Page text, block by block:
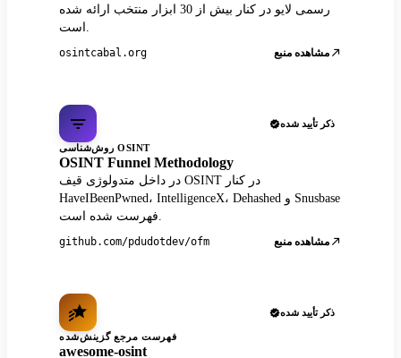
رسمی لایو در کنار بیش از 30 ابزار منتخب ارائه شده
است.
osintcabal.org مشاهده منبع
ذکر تأیید شده
روش‌شناسی OSINT
OSINT Funnel Methodology
در داخل متدولوژی قیف OSINT در کنار
HaveIBeenPwned، IntelligenceX، Dehashed و Snusbase
فهرست شده است.
github.com/pdudotdev/ofm مشاهده منبع
ذکر تأیید شده
فهرست مرجع گزینش‌شده
awesome-osint